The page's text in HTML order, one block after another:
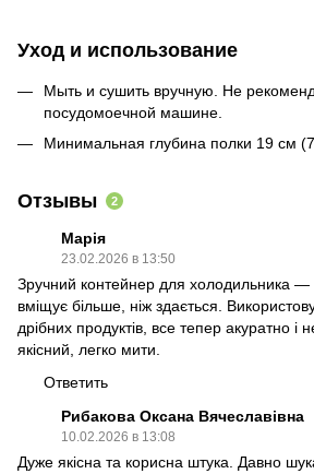
Уход и использование
Мыть и сушить вручную. Не
посудомоечной машине.
Минимальная глубина полки 19 см
Отзывы 2
Марія
23.02.2026 в 13:50
Зручний контейнер для холодильника —
вміщує більше, ніж здається.
дрібних продуктів, все тепер акуратно і
якісний, легко мити.
Ответить
Рибакова Оксана Вячеславівна
10.02.2026 в 13:08
Дуже якісна та корисна штука. Давно